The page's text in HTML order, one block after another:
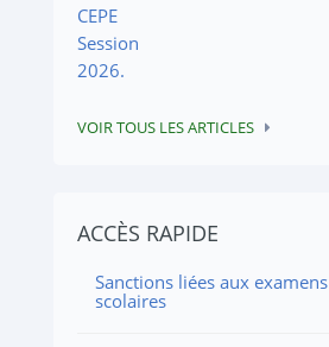
VOIR TOUS LES ARTICLES
ACCÈS RAPIDE
Sanctions liées aux examens
scolaires